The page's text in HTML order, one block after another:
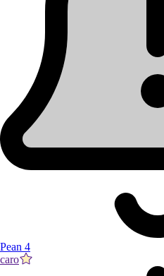
Pean 4
caro